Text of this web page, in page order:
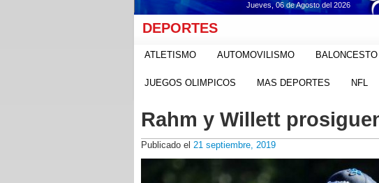
Jueves, 06 de Agosto del 2026
DEPORTES
ATLETISMO AUTOMOVILISMO BALONCESTO
JUEGOS OLIMPICOS MAS DEPORTES NFL
Rahm y Willett
Publicado el 21 septiembre, 2019